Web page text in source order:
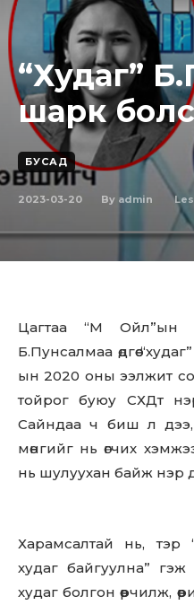
“Худаг”
шарк
БУСАД
2023-03-20 By admin
Цагтаа “М Ойл”­ын
Б.Пунсалмаа өдгөө
ын 2020 оны ээлжит
тойрог буюу СХД­т
Сайндаа ч биш л
мөнгийг нь өгчих
нь шулуухан байж нэр
Харамсалтай нь, тэр
худаг байгуулна”
худаг болгон өөрчилж,